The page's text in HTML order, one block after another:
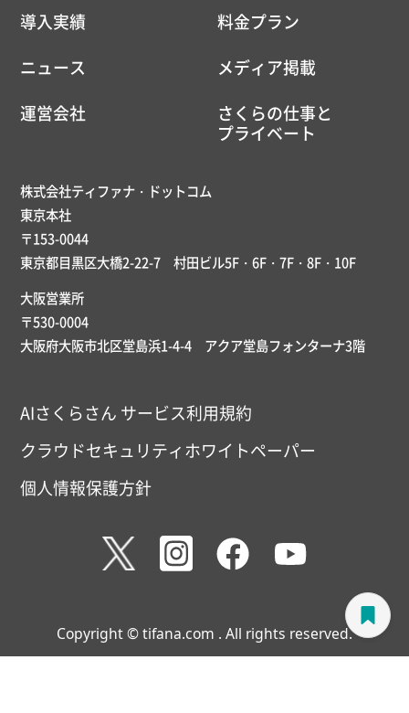
導入実績
料金プラン
ニュース
メディア掲載
運営会社
さくらの仕事と
プライベート
株式会社ティファナ・ドットコム
東京本社
〒153-0044
東京都目黒区大橋2-22-7 村田ビル5F・6F・7F・8F・10F
大阪営業所
〒530-0004
大阪府大阪市北区堂島浜1-4-4 アクア堂島フォンターナ3階
AIさくらさん サービス利用規約
クラウドセキュリティホワイトペーパー
個人情報保護方針
Copyright © tifana.com . All rights reserved.